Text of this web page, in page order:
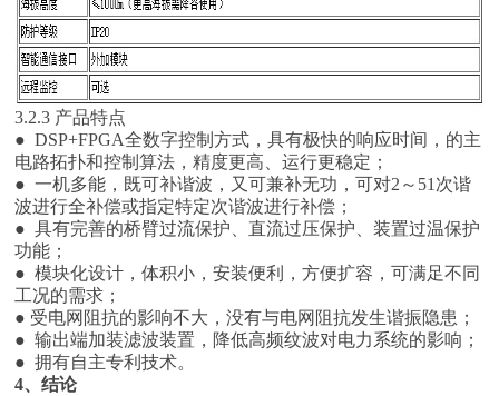
3.2.3 产品特点
● DSP+FPGA全数字控制方式，具有极快的响应时间，的主
电路拓扑和控制算法，精度更高、运行更稳定；
● 一机多能，既可补谐波，又可兼补无功，可对2～51次谐
波进行全补偿或指定特定次谐波进行补偿；
● 具有完善的桥臂过流保护、直流过压保护、装置过温保护
功能；
● 模块化设计，体积小，安装便利，方便扩容，可满足不同
工况的需求；
● 受电网阻抗的影响不大，没有与电网阻抗发生谐振隐患；
● 输出端加装滤波装置，降低高频纹波对电力系统的影响；
● 拥有自主专利技术。
4、结论